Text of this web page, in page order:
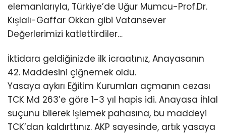
elemanlarıyla, Türkiye’de Uğur Mumcu-Prof.Dr.
Kışlalı-Gaffar Okkan gibi Vatansever
Değerlerimizi katlettirdiler…
İktidara geldiğinizde ilk icraatınız, Anayasanın
42. Maddesini çiğnemek oldu.
Yasaya aykırı Eğitim Kurumları açmanın cezası
TCK Md 263’e göre 1-3 yıl hapis idi. Anayasa İhlal
suçunu bilerek işlemek pahasına, bu maddeyi
TCK’dan kaldırttınız. AKP sayesinde, artık yasaya